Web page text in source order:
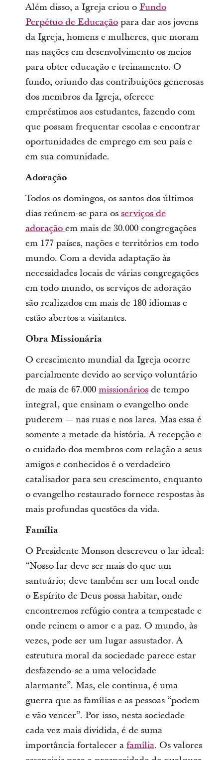
Além disso, a Igreja criou o Fundo
Perpétuo de Educaçãopara dar aos jovens
da Igreja, homens e mulheres, que moram
nas nações em desenvolvimento os meios
para obter educação e treinamento. O
fundo, oriundo das contribuições generosas
dos membros da Igreja, oferece
empréstimos aos estudantes, fazendo com
que possam frequentar escolas e encontrar
oportunidades de emprego em seu país e
em sua comunidade.
Adoração
Todos os domingos, os santos dos últimos
dias reúnem-se para os serviços de
adoração em mais de 30.000 congregações
em 177 países, nações e territórios em todo
mundo. Com a devida adaptação às
necessidades locais de várias congregações
em todo mundo, os serviços de adoração
são realizados em mais de 180 idiomas e
estão abertos a visitantes.
Obra Missionária
O crescimento mundial da Igreja ocorre
parcialmente devido ao serviço voluntário
de mais de 67.000 missionáriosde tempo
integral, que ensinam o evangelho onde
puderem — nas ruas e nos lares. Mas essa é
somente a metade da história. A recepção e
o cuidado dos membros com relação a seus
amigos e conhecidos é o verdadeiro
catalisador para seu crescimento, enquanto
o evangelho restaurado fornece respostas às
mais profundas questões da vida.
Família
O Presidente Monson descreveu o lar ideal:
“Nosso lar deve ser mais do que um
santuário; deve também ser um local onde
o Espírito de Deus possa habitar, onde
encontremos refúgio contra a tempestade e
onde reinem o amor e a paz. O mundo, às
vezes, pode ser um lugar assustador. A
estrutura moral da sociedade parece estar
desfazendo-se a uma velocidade
alarmante”. Mas, ele continua, é uma
guerra que as famílias e as pessoas “podem
e vão vencer”. Por isso, nesta sociedade
cada vez mais dividida, é de suma
importância fortalecer a família. Os valores